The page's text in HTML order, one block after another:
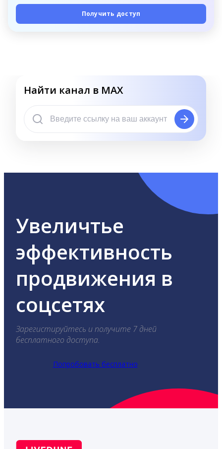
Получить доступ
Найти канал в MAX
Увеличтье
эффективность
продвижения в
соцсетях
Зарегистируйтесь и получите 7 дней
бесплатного доступа.
Попробовать бесплатно